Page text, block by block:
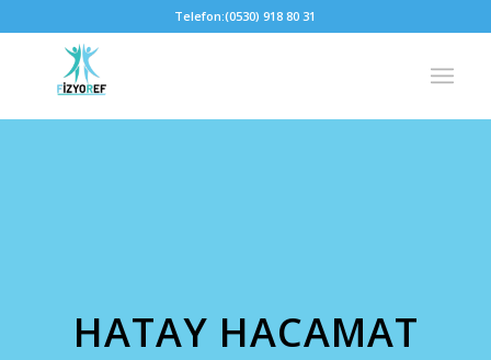
Telefon:(0530) 918 80 31
HATAY HACAMAT